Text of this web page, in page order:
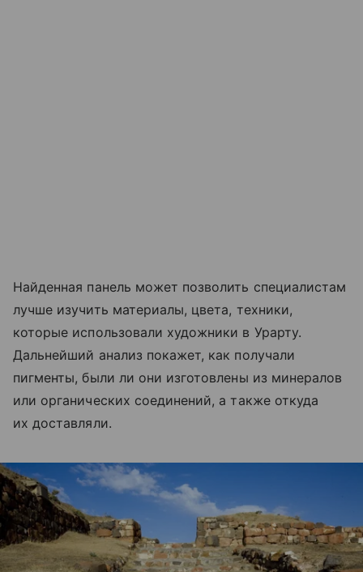
Найденная панель может позволить специалистам
лучше изучить материалы, цвета, техники,
которые использовали художники в Урарту.
Дальнейший анализ покажет, как получали
пигменты, были ли они изготовлены из минералов
или органических соединений, а также откуда
их доставляли.